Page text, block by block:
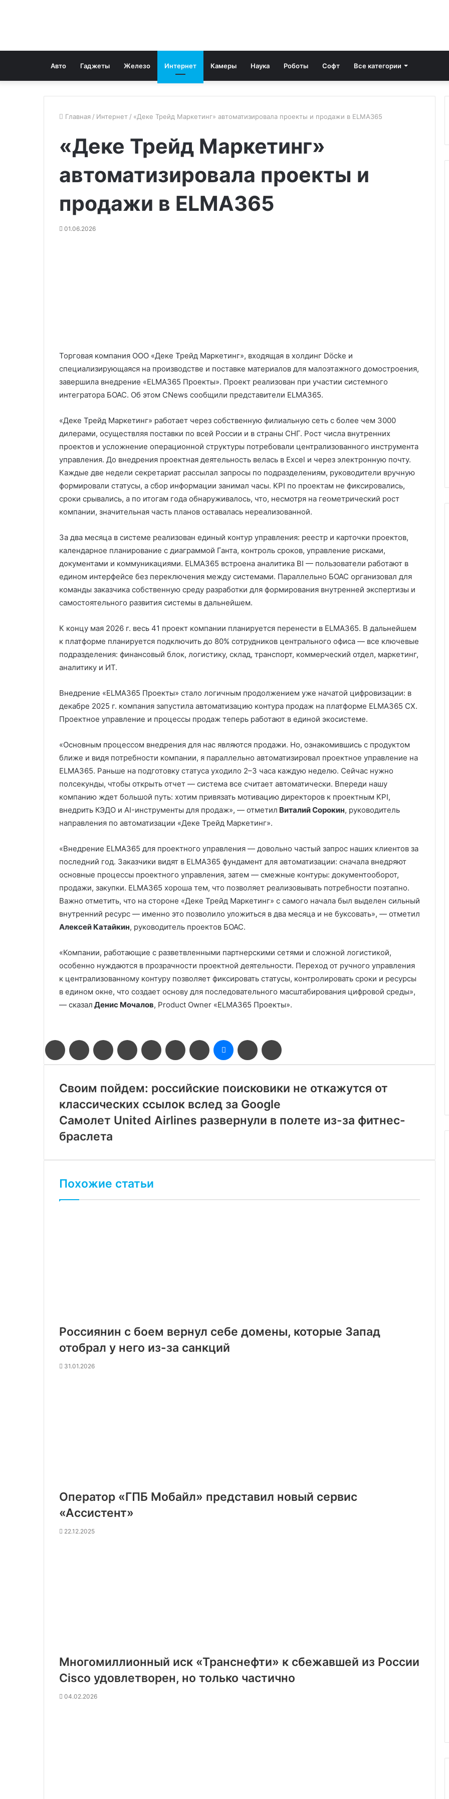
Авто Гаджеты Железо Интернет Камеры Наука Роботы Софт Все категории
Главная / Интернет / «Деке Трейд Маркетинг» автоматизировала проекты и продажи в ELMA365
«Деке Трейд Маркетинг»
автоматизировала проекты и
продажи в ELMA365
01.06.2026
Торговая компания ООО «Деке Трейд Маркетинг», входящая в холдинг Döcke и
специализирующаяся на производстве и поставке материалов для малоэтажного домостроения,
завершила внедрение «ELMA365 Проекты». Проект реализован при участии системного
интегратора БОАС. Об этом CNews сообщили представители ELMA365.
«Деке Трейд Маркетинг» работает через собственную филиальную сеть с более чем 3000
дилерами, осуществляя поставки по всей России и в страны СНГ. Рост числа внутренних
проектов и усложнение операционной структуры потребовали централизованного инструмента
управления. До внедрения проектная деятельность велась в Excel и через электронную почту.
Каждые две недели секретариат рассылал запросы по подразделениям, руководители вручную
формировали статусы, а сбор информации занимал часы. KPI по проектам не фиксировались,
сроки срывались, а по итогам года обнаруживалось, что, несмотря на геометрический рост
компании, значительная часть планов оставалась нереализованной.
За два месяца в системе реализован единый контур управления: реестр и карточки проектов,
календарное планирование с диаграммой Ганта, контроль сроков, управление рисками,
документами и коммуникациями. ELMA365 встроена аналитика BI — пользователи работают в
едином интерфейсе без переключения между системами. Параллельно БОАС организовал для
команды заказчика собственную среду разработки для формирования внутренней экспертизы и
самостоятельного развития системы в дальнейшем.
К концу мая 2026 г. весь 41 проект компании планируется перенести в ELMA365. В дальнейшем
к платформе планируется подключить до 80% сотрудников центрального офиса — все ключевые
подразделения: финансовый блок, логистику, склад, транспорт, коммерческий отдел, маркетинг,
аналитику и ИT.
Внедрение «ELMA365 Проекты» стало логичным продолжением уже начатой цифровизации: в
декабре 2025 г. компания запустила автоматизацию контура продаж на платформе ELMA365 CX.
Проектное управление и процессы продаж теперь работают в единой экосистеме.
«Основным процессом внедрения для нас являются продажи. Но, ознакомившись с продуктом
ближе и видя потребности компании, я параллельно автоматизировал проектное управление на
ELMA365. Раньше на подготовку статуса уходило 2–3 часа каждую неделю. Сейчас нужно
полсекунды, чтобы открыть отчет — система все считает автоматически. Впереди нашу
компанию ждет большой путь: хотим привязать мотивацию директоров к проектным KPI,
внедрить КЭДО и AI-инструменты для продаж», — отметил Виталий Сорокин, руководитель
направления по автоматизации «Деке Трейд Маркетинг».
«Внедрение ELMA365 для проектного управления — довольно частый запрос наших клиентов за
последний год. Заказчики видят в ELMA365 фундамент для автоматизации: сначала внедряют
основные процессы проектного управления, затем — смежные контуры: документооборот,
продажи, закупки. ELMA365 хороша тем, что позволяет реализовывать потребности поэтапно.
Важно отметить, что на стороне «Деке Трейд Маркетинг» с самого начала был выделен сильный
внутренний ресурс — именно это позволило уложиться в два месяца и не буксовать», — отметил
Алексей Катайкин, руководитель проектов БОАС.
«Компании, работающие с разветвленными партнерскими сетями и сложной логистикой,
особенно нуждаются в прозрачности проектной деятельности. Переход от ручного управления
к централизованному контуру позволяет фиксировать статусы, контролировать сроки и ресурсы
в едином окне, что создает основу для последовательного масштабирования цифровой среды»,
— сказал Денис Мочалов, Product Owner «ELMA365 Проекты».
FacebookTwitter LinkedIn Pinterest Reddit ВконтактеОдноклассники
MessengerПоделиться
через
электронную
Своим пойдем: российские поисковики не откажутся от
классических ссылок вслед за Google
Самолет United Airlines развернули в полете из-за фитнес-
браслета
Похожие статьи
Россиянин с боем вернул себе домены, которые Запад
отобрал у него из-за санкций
31.01.2026
Оператор «ГПБ Мобайл» представил новый сервис
«Ассистент»
22.12.2025
Многомиллионный иск «Транснефти» к сбежавшей из России
Cisco удовлетворен, но только частично
04.02.2026